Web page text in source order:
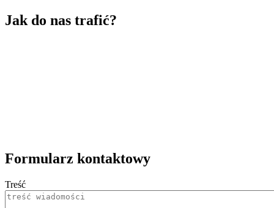
Jak do nas trafić?
Formularz kontaktowy
Treść